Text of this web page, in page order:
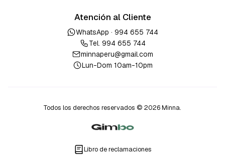
Atención al Cliente
WhatsApp · 994 655 744
Tel. 994 655 744
minnaperu@gmail.com
Lun-Dom 10am-10pm
Todos los derechos reservados © 2026 Minna.
Libro de reclamaciones